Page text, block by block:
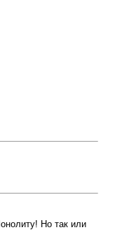
Но так или